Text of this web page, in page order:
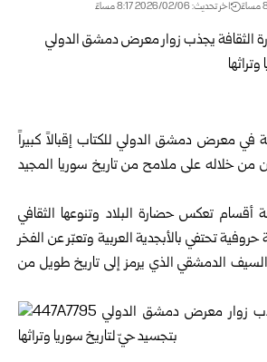
اخر تحديث: 2026/02/06 8:17 مساءً
في معرض دمشق الدولي للكتاب إقبالاً كبيراً
من خلاله على ملامح من تاريخ سوريا المجيد
أقسام تعكس حضارة البلاد وتنوعها الثقافي
تحتفي بالأبجدية العربية وتعبّر عن الفخر
الدمشقي الذي يرمز إلى تاريخ طويل من